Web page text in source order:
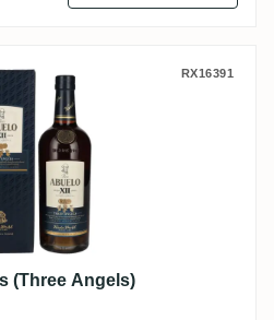
Años (Three Angels)
RX16391
(Three Angels)